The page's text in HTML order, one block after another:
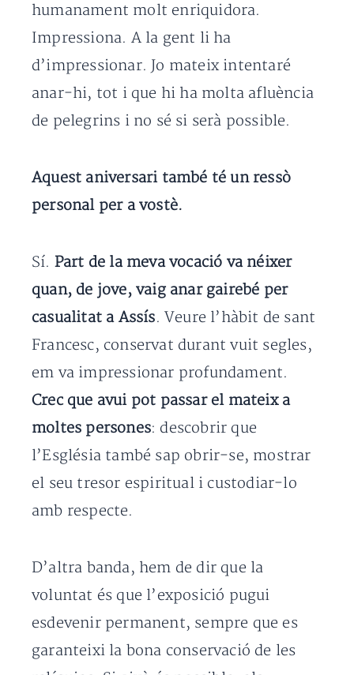
humanament molt enriquidora.
Impressiona. A la gent li ha
d’impressionar. Jo mateix intentaré
anar-hi, tot i que hi ha molta afluència
de pelegrins i no sé si serà possible.
Aquest aniversari també té un ressò
personal per a vostè.
Sí. Part de la meva vocació va néixer
quan, de jove, vaig anar gairebé per
casualitat a Assís. Veure l’hàbit de sant
Francesc, conservat durant vuit segles,
em va impressionar profundament.
Crec que avui pot passar el mateix a
moltes persones: descobrir que
l’Església també sap obrir-se, mostrar
el seu tresor espiritual i custodiar-lo
amb respecte.
D’altra banda, hem de dir que la
voluntat és que l’exposició pugui
esdevenir permanent, sempre que es
garanteixi la bona conservació de les